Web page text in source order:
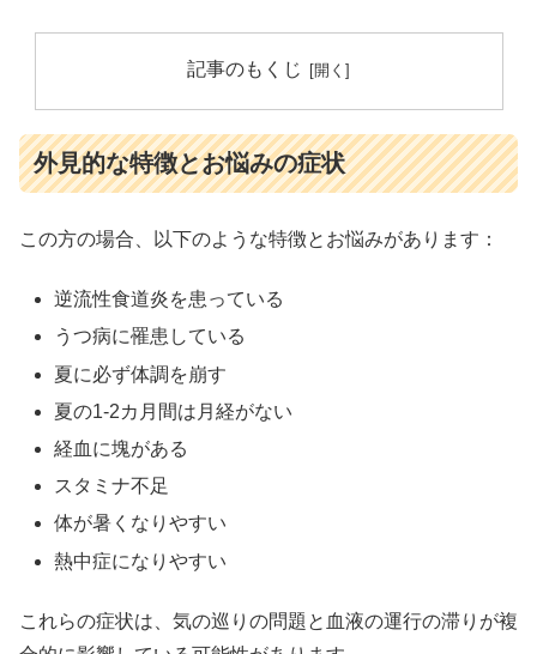
記事のもくじ
外見的な特徴とお悩みの症状
この方の場合、以下のような特徴とお悩みがあります：
逆流性食道炎を患っている
うつ病に罹患している
夏に必ず体調を崩す
夏の1-2カ月間は月経がない
経血に塊がある
スタミナ不足
体が暑くなりやすい
熱中症になりやすい
これらの症状は、気の巡りの問題と血液の運行の滞りが複